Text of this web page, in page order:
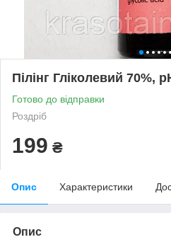
Пілінг Гліколевий 70%,
Готово до відправки
Роздріб
199 ₴
Опис Характеристики
Опис